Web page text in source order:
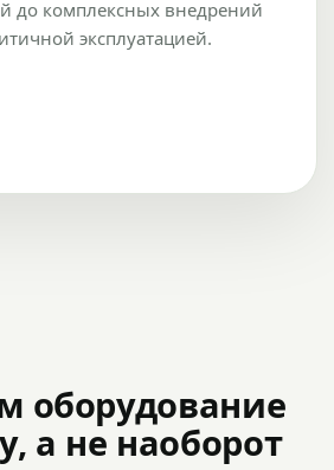
до комплексных внедрений
эксплуатацией.
оборудование
а не наоборот